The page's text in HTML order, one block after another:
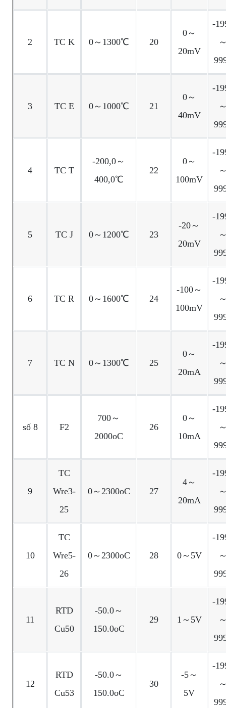
2 TC K 0～1300℃ 20
0～
20mV
-
3 TC E 0～1000℃ 21
0～
40mV
-
4 TC T
-200,0～
400,0℃
22
0～
100mV
-
5 TC J 0～1200℃ 23
-20～
20mV
-
6 TC R 0～1600℃ 24
-100～
100mV
-
7 TC N 0～1300℃ 25
0～
20mA
-
số 8 F2
700～
2000oC
26
0～
10mA
-
9
TC
Wre3-
25
0～2300oC 27
4～
20mA
-
10
TC
Wre5-
26
0～2300oC 28 0～5V
-
11
RTD
Cu50
-50.0～
150.0oC
29 1～5V
-
12
RTD
Cu53
-50.0～
150.0oC
30
-5～
5V
-